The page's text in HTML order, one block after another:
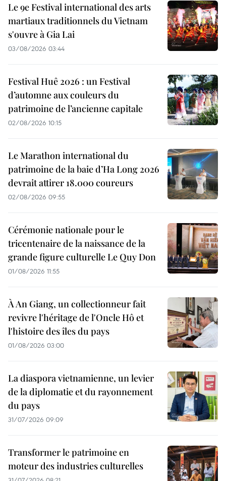
Le 9e Festival international des arts
martiaux traditionnels du Vietnam
s'ouvre à Gia Lai
03/08/2026 03:44
Festival Huê 2026 : un Festival
d’automne aux couleurs du
patrimoine de l’ancienne capitale
02/08/2026 10:15
Le Marathon international du
patrimoine de la baie d’Ha Long 2026
devrait attirer 18.000 coureurs
02/08/2026 09:55
Cérémonie nationale pour le
tricentenaire de la naissance de la
grande figure culturelle Le Quy Don
01/08/2026 11:55
À An Giang, un collectionneur fait
revivre l'héritage de l'Oncle Hô et
l'histoire des îles du pays
01/08/2026 03:00
La diaspora vietnamienne, un levier
de la diplomatie et du rayonnement
du pays
31/07/2026 09:09
Transformer le patrimoine en
moteur des industries culturelles